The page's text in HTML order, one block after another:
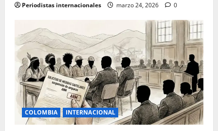
Periodistas internacionales marzo 24, 2026 0
COLOMBIA INTERNACIONAL